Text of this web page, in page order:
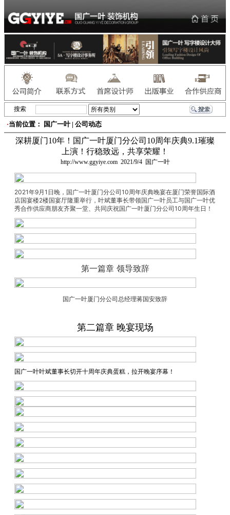
搜索
·当前位置： 国广一叶 | 公司动态
深耕厦门10年！国广一叶厦门分公司10周年庆典9.1璀璨
上演！行稳致远，共享荣耀！
http://www.ggyiye.com 2021/9/4 国广一叶
2021年9月1日晚，国广一叶厦门分公司10周年庆典晚宴在厦门荣誉国际酒
店国宴楼2楼国宴厅隆重举行，叶斌董事长带领国广一叶员工与国广一叶优
秀合作供应商朋友齐聚一堂、共同庆祝国广一叶厦门分公司10周年生日！
第一篇章 领导致辞
国广一叶厦门分公司总经理蒋国安致辞
第二篇章 晚宴现场
国广一叶叶斌董事长切开十周年庆典蛋糕，拉开晚宴序幕！